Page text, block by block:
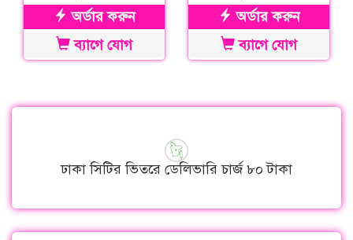
অর্ডার করুন
ব্যাগে যোগ
অর্ডার করুন
ব্যাগে যোগ
ঢাকা সিটির ভিতরে ডেলিভারি চার্জ ৮০ টাকা